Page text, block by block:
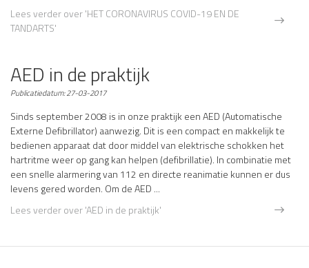
Lees verderover 'HET CORONAVIRUS COVID-19 EN DE
TANDARTS'
AED in de praktijk
Publicatiedatum:27-03-2017
Sinds september 2008 is in onze praktijk een AED (Automatische
Externe Defibrillator) aanwezig. Dit is een compact en makkelijk te
bedienen apparaat dat door middel van elektrische schokken het
hartritme weer op gang kan helpen (defibrillatie). In combinatie met
een snelle alarmering van 112 en directe reanimatie kunnen er dus
levens gered worden. Om de AED ...
Lees verderover 'AED in de praktijk'